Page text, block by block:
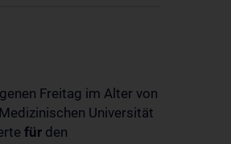
Freitag im Alter von
Universität
für den